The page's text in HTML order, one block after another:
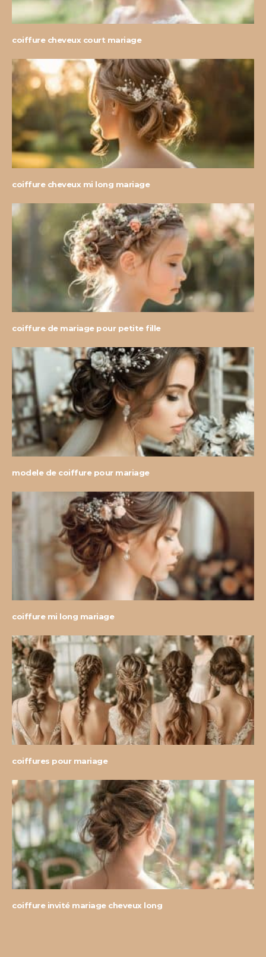
coiffure cheveux court mariage
coiffure cheveux mi long mariage
coiffure de mariage pour petite fille
modele de coiffure pour mariage
coiffure mi long mariage
coiffures pour mariage
coiffure invité mariage cheveux long